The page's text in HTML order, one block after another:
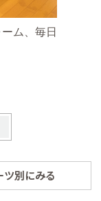
ム、毎日
ツ別にみる